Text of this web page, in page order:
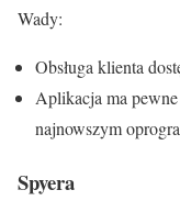
Wady:
Obsługa klienta
Aplikacja ma
najnowszym
Spyera